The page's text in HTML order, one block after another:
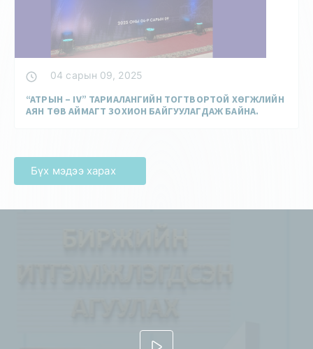
04 сарын 09, 2025
“АТРЫН – IV” ТАРИАЛАНГИЙН ТОГТВОРТОЙ ХӨГЖЛИЙН
АЯН ТӨВ АЙМАГТ ЗОХИОН БАЙГУУЛАГДАЖ БАЙНА.
Бүх мэдээ харах